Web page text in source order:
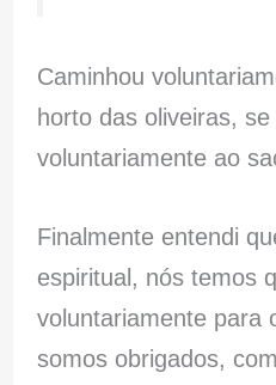
Caminhou
horto das oliveiras,
voluntariamente ao
Finalmente entendi
espiritual, nós temos
voluntariamente para
somos obrigados,